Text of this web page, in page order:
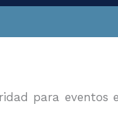
para